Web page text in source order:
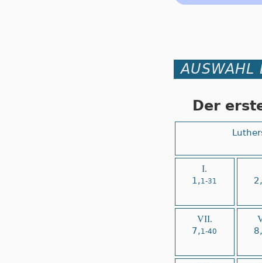
AUSWAHL
Der
I.
1,1-31 2,
VII.
7,1-40
8,